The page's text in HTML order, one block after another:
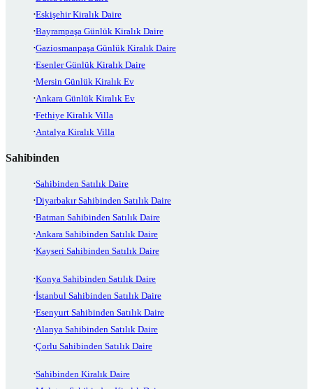
Eskişehir Kiralık Daire
Bayrampaşa Günlük Kiralık Daire
Gaziosmanpaşa Günlük Kiralık Daire
Esenler Günlük Kiralık Daire
Mersin Günlük Kiralık Ev
Ankara Günlük Kiralık Ev
Fethiye Kiralık Villa
Antalya Kiralık Villa
Sahibinden
Sahibinden Satılık Daire
Diyarbakır Sahibinden Satılık Daire
Batman Sahibinden Satılık Daire
Ankara Sahibinden Satılık Daire
Kayseri Sahibinden Satılık Daire
Konya Sahibinden Satılık Daire
İstanbul Sahibinden Satılık Daire
Esenyurt Sahibinden Satılık Daire
Alanya Sahibinden Satılık Daire
Çorlu Sahibinden Satılık Daire
Sahibinden Kiralık Daire